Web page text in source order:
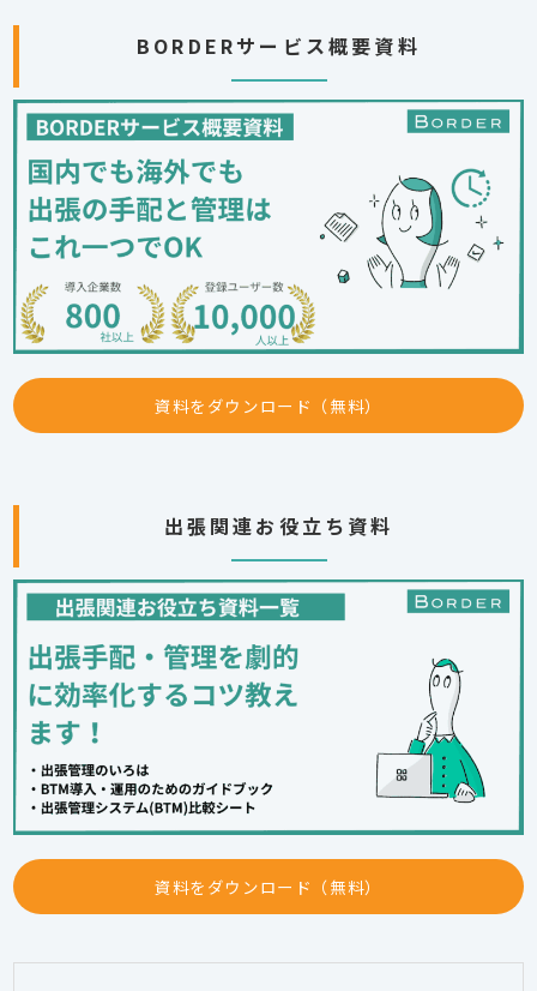
BORDERサービス概要資料
資料をダウンロード（無料）
出張関連お役立ち資料
資料をダウンロード（無料）